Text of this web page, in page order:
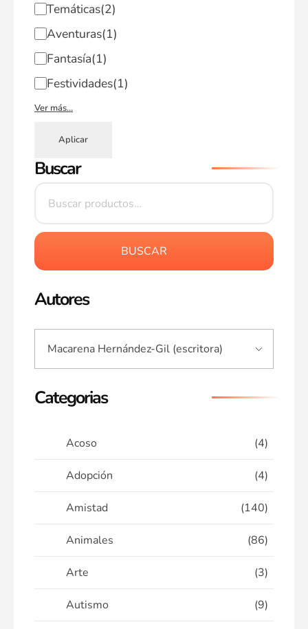
Temáticas(2)
Aventuras(1)
Fantasía(1)
Festividades(1)
Ver más…
Aplicar
Buscar
BUSCAR
Autores
Categorias
Acoso (4)
Adopción (4)
Amistad (140)
Animales (86)
Arte (3)
Autismo (9)